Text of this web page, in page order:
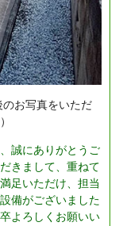
のお写真をいただ
誠にありがとうご
きまして、重ねて
足いただけ、担当
備がございました
よろしくお願いい